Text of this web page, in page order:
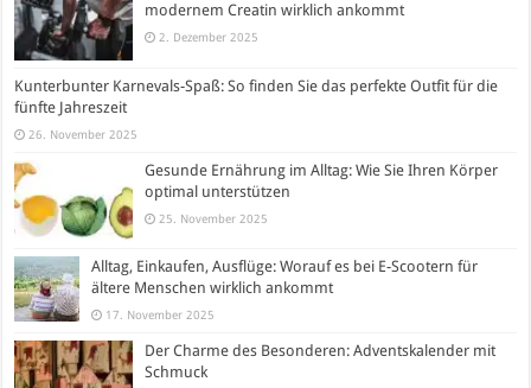
modernem Creatin wirklich ankommt
2. Dezember 2025
Kunterbunter Karnevals-Spaß: So finden Sie das perfekte Outfit für die
fünfte Jahreszeit
26. November 2025
Gesunde Ernährung im Alltag: Wie Sie Ihren Körper
optimal unterstützen
25. November 2025
Alltag, Einkaufen, Ausflüge: Worauf es bei E-Scootern für
ältere Menschen wirklich ankommt
17. November 2025
Der Charme des Besonderen: Adventskalender mit
Schmuck